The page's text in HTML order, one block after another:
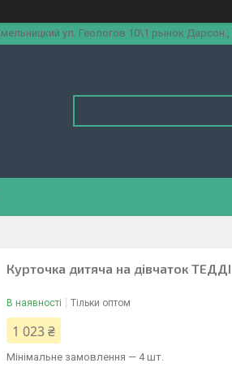
ул. Геологов 10\1 рынок Дарсон.,
Курточка дитяча на дівчаток ТЕДДІ
В наявності Тільки оптом
1 023 ₴
Мінімальне замовлення — 4 шт.